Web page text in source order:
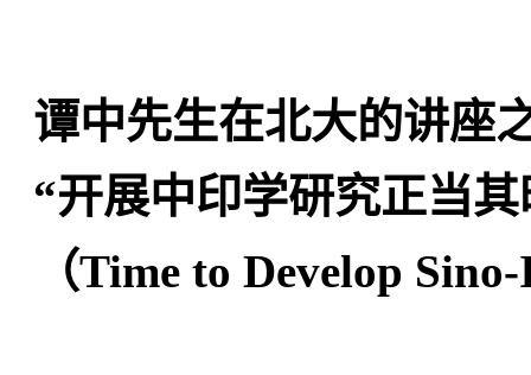
谭中先生在北大的讲座
“开展中印学研究正当其
（Time to Develop